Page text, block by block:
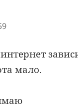
мало.